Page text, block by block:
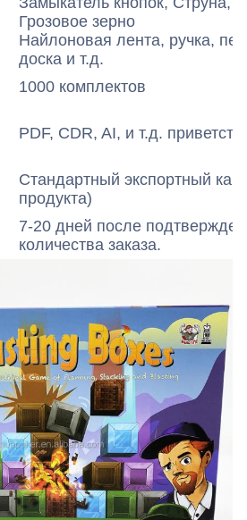
Грозовое зерно
Найлоновая лента, ручка,
доска и т.д.
1000 комплектов
PDF, CDR, AI, и т.д.
Стандартный экспортный
продукта)
7-20 дней после
количества заказа.